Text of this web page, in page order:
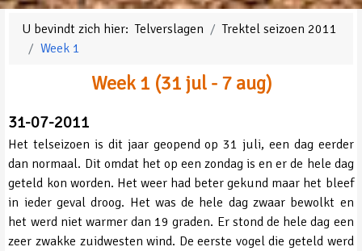
U bevindt zich hier:Telverslagen
Trektel seizoen 2011
Week 1
Week 1 (31 jul - 7 aug)
31-07-2011
Het telseizoen is dit jaar geopend op 31 juli, een dag eerder
dan normaal. Dit omdat het op een zondag is en er de hele dag
geteld kon worden. Het weer had beter gekund maar het bleef
in ieder geval droog. Het was de hele dag zwaar bewolkt en
het werd niet warmer dan 19 graden. Er stond de hele dag een
zeer zwakke zuidwesten wind. De eerste vogel die geteld werd